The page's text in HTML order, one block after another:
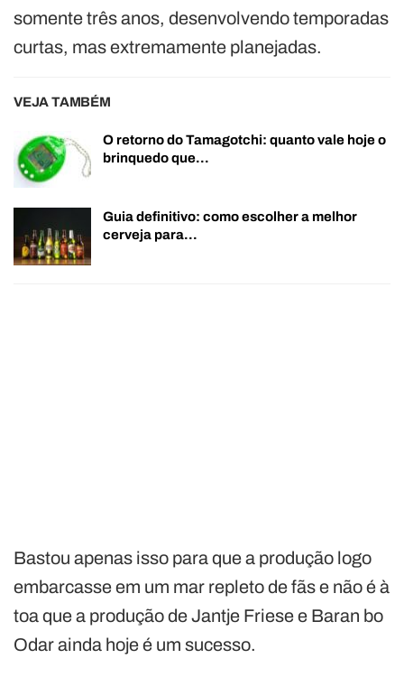
somente três anos, desenvolvendo temporadas
curtas, mas extremamente planejadas.
VEJA TAMBÉM
O retorno do Tamagotchi: quanto vale hoje o
brinquedo que…
Guia definitivo: como escolher a melhor
cerveja para…
Bastou apenas isso para que a produção logo
embarcasse em um mar repleto de fãs e não é à
toa que a produção de Jantje Friese e Baran bo
Odar ainda hoje é um sucesso.